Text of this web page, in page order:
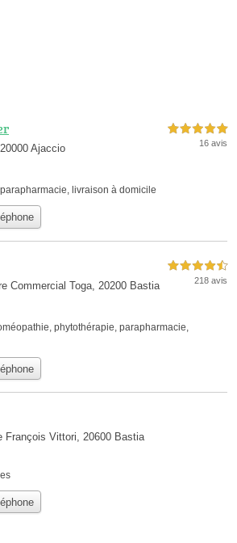
Ajaccio
5,0 étoiles sur 5
16 avis
parapharmacie, livraison à domicile
Commercial Toga, 20200 Bastia
4,5 étoiles sur 5
218 avis
phytothérapie parapharmacie
François Vittori, 20600 Bastia